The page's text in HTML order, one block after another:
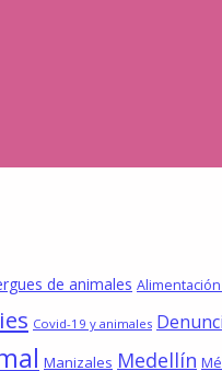
de animales
Covid-19 y animales
Manizales Medellín